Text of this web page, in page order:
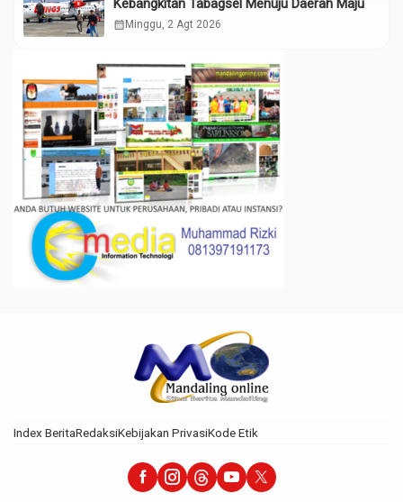
Kebangkitan Tabagsel Menuju Daerah Maju
calendar_month Minggu, 2 Agt 2026
Index BeritaRedaksiKebijakan PrivasiKode Etik